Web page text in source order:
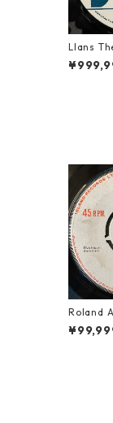
Llans
als -
744】
Roland
eat【7-